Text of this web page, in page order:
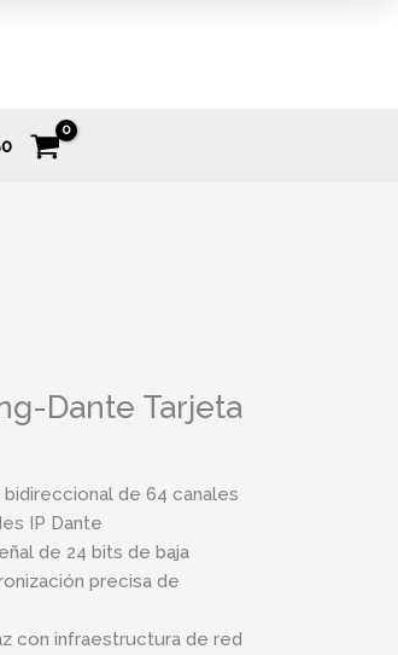
0
Dante Tarjeta
de 64 canales
IP Dante
de 24 bits de baja
precisa de
con infraestructura de red